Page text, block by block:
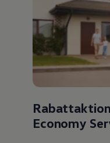
Economy